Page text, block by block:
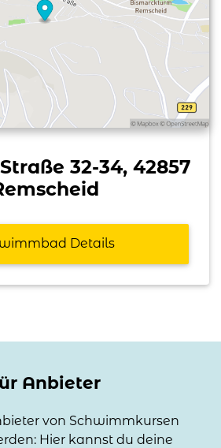
32-34, 42857
Details
Anbieter
von Schwimmkursen
Hier kannst du deine